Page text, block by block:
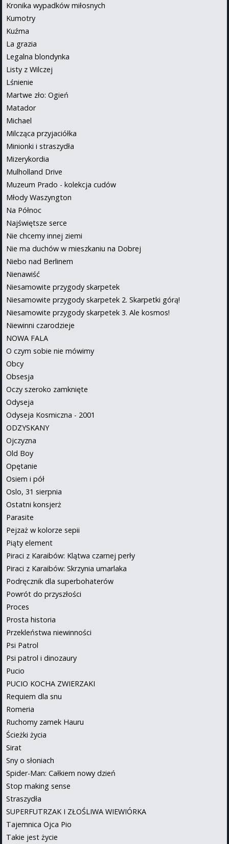
Kronika wypadków miłosnych
Kumotry
Kuźma
La grazia
Legalna blondynka
Listy z Wilczej
Lśnienie
Martwe zło: Ogień
Matador
Michael
Milcząca przyjaciółka
Minionki i straszydła
Mizerykordia
Mulholland Drive
Muzeum Prado - kolekcja cudów
Młody Waszyngton
Na Północ
Najświętsze serce
Nie chcemy innej ziemi
Nie ma duchów w mieszkaniu na Dobrej
Niebo nad Berlinem
Nienawiść
Niesamowite przygody skarpetek
Niesamowite przygody skarpetek 2. Skarpetki górą!
Niesamowite przygody skarpetek 3. Ale kosmos!
Niewinni czarodzieje
NOWA FALA
O czym sobie nie mówimy
Obcy
Obsesja
Oczy szeroko zamknięte
Odyseja
Odyseja Kosmiczna - 2001
ODZYSKANY
Ojczyzna
Old Boy
Opętanie
Osiem i pół
Oslo, 31 sierpnia
Ostatni konsjerż
Parasite
Pejzaż w kolorze sepii
Piąty element
Piraci z Karaibów: Klątwa czarnej perły
Piraci z Karaibów: Skrzynia umarlaka
Podręcznik dla superbohaterów
Powrót do przyszłości
Proces
Prosta historia
Przekleństwa niewinności
Psi Patrol
Psi patrol i dinozaury
Pucio
PUCIO KOCHA ZWIERZAKI
Requiem dla snu
Romeria
Ruchomy zamek Hauru
Ścieżki życia
Sirat
Sny o słoniach
Spider-Man: Całkiem nowy dzień
Stop making sense
Straszydła
SUPERFUTRZAK I ZŁOŚLIWA WIEWIÓRKA
Tajemnica Ojca Pio
Takie jest życie